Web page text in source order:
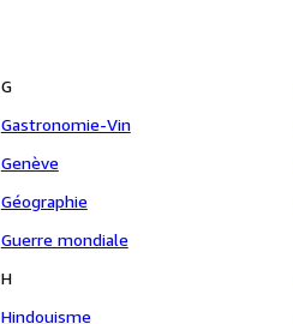
G
Gastronomie-Vin
Genève
Géographie
Guerre mondiale
H
Hindouisme